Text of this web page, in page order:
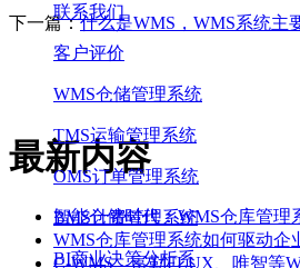
联系我们
客户评价
WMS仓储管理系统
TMS运输管理系统
OMS订单管理系统
BMS计费管理系统
BI商业决策分析系
下一篇：什么是WMS，WMS系统主
最新内容
智能仓储时代：WMS仓库管理
WMS仓库管理系统如何驱动企
C-WMS、富勒FLUX、唯智等